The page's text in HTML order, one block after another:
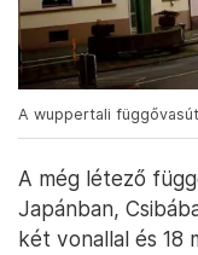
A wuppertali
A még létező
Japánban,
két vonallal és 18